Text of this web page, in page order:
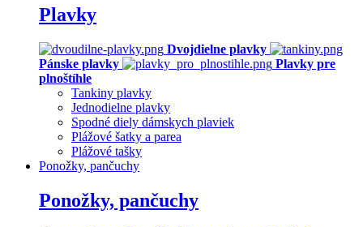
Plavky
Dvojdielne plavky
Pánske plavky
Plavky pre
plnoštíhle
Tankiny plavky
Jednodielne plavky
Spodné diely dámskych plaviek
Plážové šatky a parea
Plážové tašky
Ponožky, pančuchy
Ponožky, pančuchy